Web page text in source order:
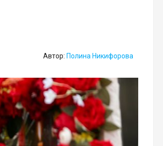
Автор: Полина Никифорова